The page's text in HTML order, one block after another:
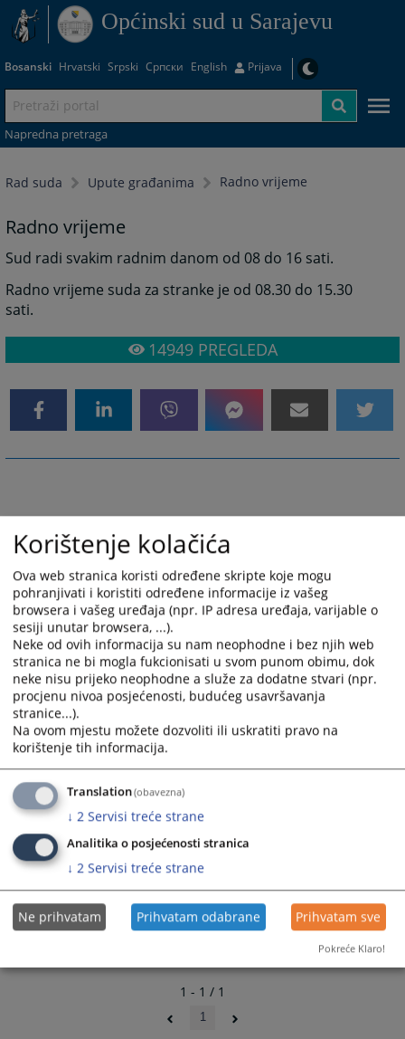
Općinski sud u Sarajevu
Bosanski Hrvatski Srpski Српски English Prijava
Napredna pretraga
Rad suda Upute građanima Radno vrijeme
Radno vrijeme
Sud radi svakim radnim danom od 08 do 16 sati.
Radno vrijeme suda za stranke je od 08.30 do 15.30
sati.
14949PREGLEDA
1 - 1 / 1
1
Korištenje kolačića
Ova web stranica koristi određene skripte koje mogu
pohranjivati i koristiti određene informacije iz vašeg
browsera i vašeg uređaja (npr. IP adresa uređaja, varijable o
sesiji unutar browsera, ...).
Neke od ovih informacija su nam neophodne i bez njih web
stranica ne bi mogla fukcionisati u svom punom obimu, dok
neke nisu prijeko neophodne a služe za dodatne stvari (npr.
procjenu nivoa posjećenosti, budućeg usavršavanja
stranice...).
Na ovom mjestu možete dozvoliti ili uskratiti pravo na
korištenje tih informacija.
Translation(obavezna)
↓ 2 Servisi treće strane
Analitika o posjećenosti stranica
↓ 2 Servisi treće strane
Ne prihvatam Prihvatam odabrane Prihvatam sve
Pokreće Klaro!